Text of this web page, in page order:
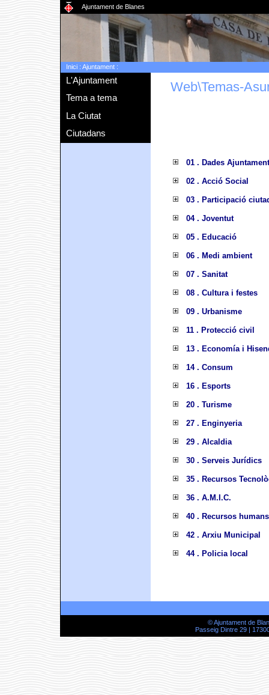
Ajuntament de Blanes
Inici: Ajuntament:
L'Ajuntament
Tema a tema
La Ciutat
Ciutadans
Web\Temas-
01 . Dades Ajuntament
02 . Acció Social
03 . Participació
04 . Joventut
05 . Educació
06 . Medi ambient
07 . Sanitat
08 . Cultura i festes
09 . Urbanisme
11 . Protecció civil
13 . Economía i
14 . Consum
16 . Esports
20 . Turisme
27 . Enginyeria
29 . Alcaldia
30 . Serveis Jurídics
35 . Recursos
36 . A.M.I.C.
40 . Recursos humans
42 . Arxiu Municipal
44 . Policia local
© Ajuntament de
Passeig Dintre 29 |